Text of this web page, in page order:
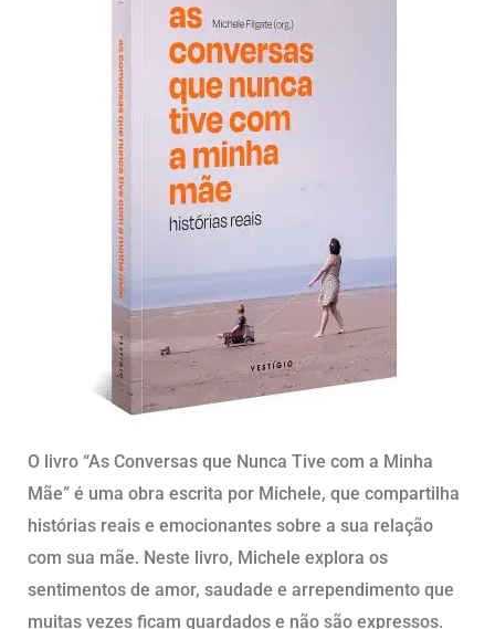
O livro “As Conversas que Nunca Tive com a Minha
Mãe” é uma obra escrita por Michele, que compartilha
histórias reais e emocionantes sobre a sua relação
com sua mãe. Neste livro, Michele explora os
sentimentos de amor, saudade e arrependimento que
muitas vezes ficam guardados e não são expressos.